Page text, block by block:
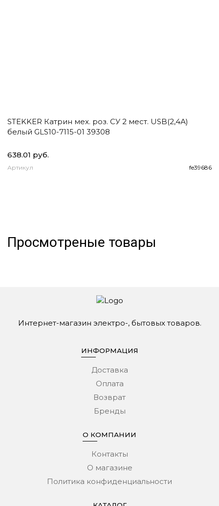
STEKKER Катрин мех. роз. СУ 2 мест. USB(2,4А)
белый GLS10-7115-01 39308
638.01 руб.
Артикул fe39686
Просмотреные товары
Интернет-магазин электро-, бытовых товаров.
ИНФОРМАЦИЯ
Доставка
Оплата
Возврат
Бренды
О КОМПАНИИ
Контакты
О магазине
Политика конфиденциальности